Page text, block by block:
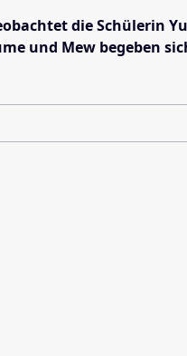
die Schülerin
und Mew begeben